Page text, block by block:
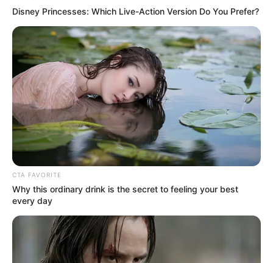
ΕΠΕΙΓΟΝ: Στην απόφαση ΑΠΑΓΟΡΕΥΣΗΣ
rapid test από τον Ε.Ο.Φ αναγράφεται
καθαρά ότι...
Σάββατο, 27 Αυγούστου 2022, 10:17
ΕΠΕΙΓΟΝ: Στην απόφαση ΑΠΑΓΟΡΕΥΣΗΣ rapid...
Disney Princesses: Which Live-Action Version Do You Prefer?
CTA FAVORITE
Why this ordinary drink is the secret to feeling your best
every day